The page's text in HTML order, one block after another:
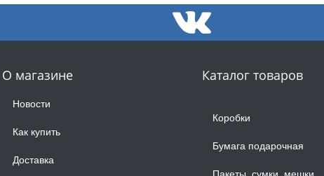
О магазине
Новости
Как купить
Доставка
Каталог товаров
Коробки
Бумага подарочная
Пакеты, сумки, мешки